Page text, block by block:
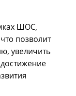
ШОС,
позволит
увеличить